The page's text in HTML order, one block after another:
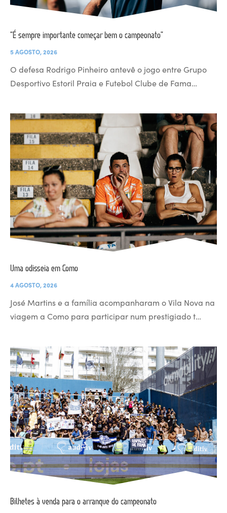
“É sempre importante começar bem o campeonato”
5 AGOSTO, 2026
O defesa Rodrigo Pinheiro antevê o jogo entre Grupo
Desportivo Estoril Praia e Futebol Clube de Fama…
Uma odisseia em Como
4 AGOSTO, 2026
José Martins e a família acompanharam o Vila Nova na
viagem a Como para participar num prestigiado t…
Bilhetes à venda para o arranque do campeonato